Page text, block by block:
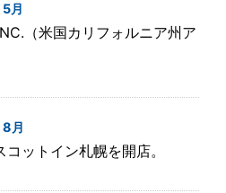
月
（米国カリフォルニア州ア
月
ットイン札幌を開店。